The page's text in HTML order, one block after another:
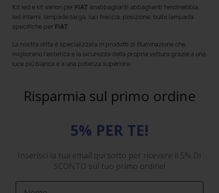
Kit led e kit xenon per FIAT anabbaglianti abbaglianti fendinebbia,
led interni. lampade targa, luci freccia, posizione, bulbi lampada
specifiche per FIAT.
La nostra ditta è specializzata in prodotti di illuminazione che
migliorano l'estetica e la sicurezza della propria vettura grazie a una
luce più bianca e a una potenza superiore.
Risparmia sul primo ordine
5% PER TE!
Inserisci la tua email qui sotto per ricevere il 5% DI
SCONTO sul tuo primo ordine!
First Name